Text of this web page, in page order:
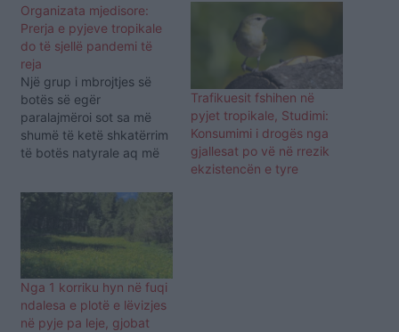
Organizata mjedisore:
Prerja e pyjeve tropikale
do të sjellë pandemi të
reja
Një grup i mbrojtjes së
botës së egër
paralajmëroi sot sa më
shumë të ketë shkatërrim
të botës natyrale aq më
Grupimi World Wildlife
Fund (WWF) tha në një
intervistë me mediat
britanike se prerja e
pemëve i sjell më afër
njerëzit dhe…
Trafikuesit fshihen në
pyjet tropikale, Studimi:
Konsumimi i drogës nga
gjallesat po vë në rrezik
ekzistencën e tyre
Nga 1 korriku hyn në fuqi
ndalesa e plotë e lëvizjes
në pyje pa leje, gjobat